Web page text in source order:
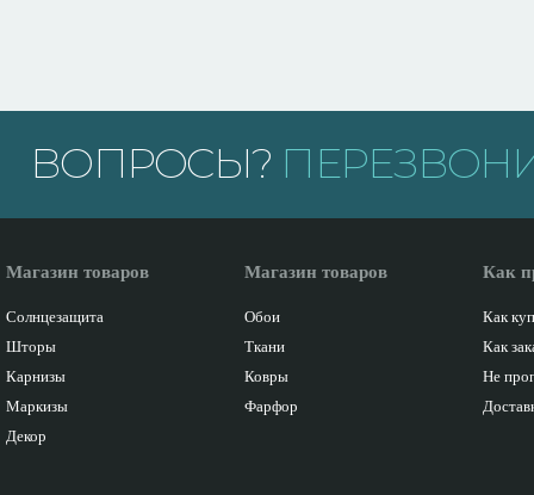
ВОПРОСЫ?
Магазин товаров
Солнцезащита
Шторы
Карнизы
Маркизы
Декор
Магазин товаров
Обои
Ткани
Ковры
Фарфор
Как
Как
Как
Не